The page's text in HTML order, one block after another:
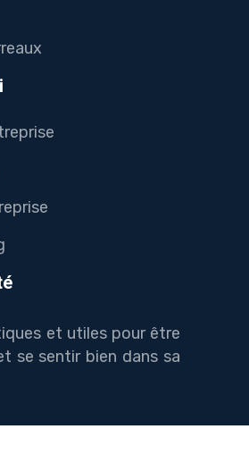
et utiles pour être
se sentir bien dans sa